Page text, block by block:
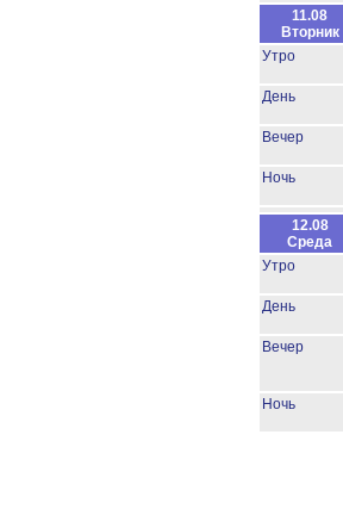
11.08
Вторник
Утро
День
Вечер
Ночь
12.08
Среда
Утро
День
Вечер
Ночь